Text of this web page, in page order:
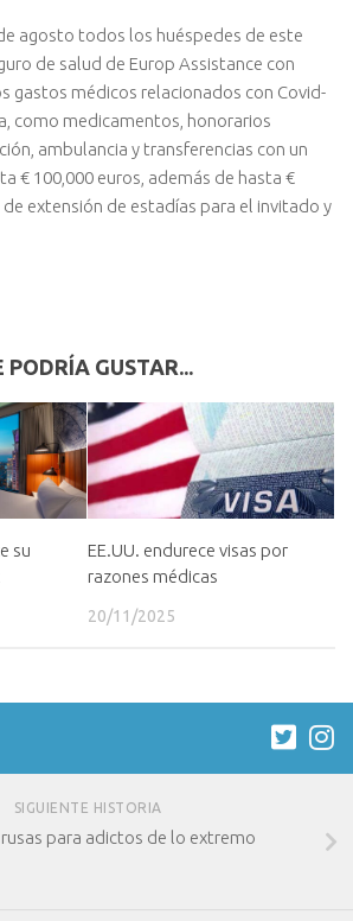
agosto todos los huéspedes de este
de salud de Europ Assistance con
gastos médicos relacionados con Covid-
como medicamentos, honorarios
ambulancia y transferencias con un
€ 100,000 euros, además de hasta €
de extensión de estadías para el invitado y
GUSTAR...
su
EE.UU. endurece visas por
razones médicas
20/11/2025
SIGUIENTE HISTORIA
para adictos de lo extremo